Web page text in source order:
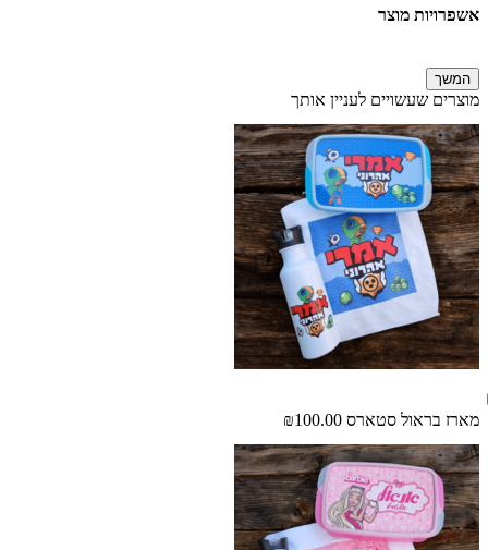
אשפרויות מוצר
המשך
מוצרים שעשויים לעניין אותך
מארז בראול סטארס ₪100.00